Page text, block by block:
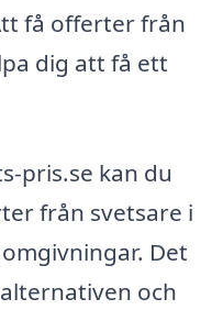
få offerter från
dig att få ett
pris.se kan du
från svetsare i
Det
och